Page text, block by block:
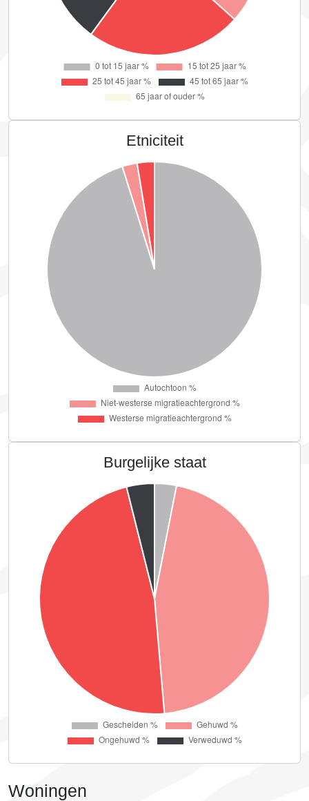
Etniciteit
Burgelijke staat
Woningen